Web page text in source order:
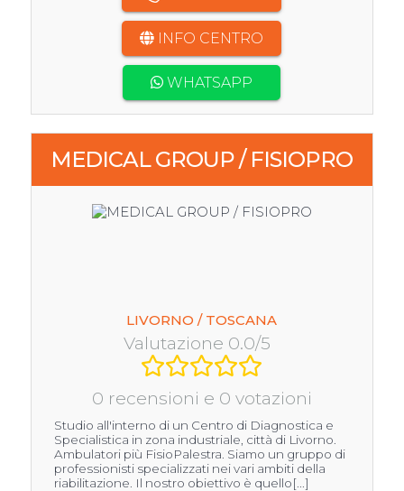
INFO CENTRO
WHATSAPP
MEDICAL GROUP / FISIOPRO
LIVORNO / TOSCANA
Valutazione 0.0/5
0 recensioni e 0 votazioni
Studio all'interno di un Centro di Diagnostica e
Specialistica in zona industriale, città di Livorno.
Ambulatori più FisioPalestra. Siamo un gruppo di
professionisti specializzati nei vari ambiti della
riabilitazione. Il nostro obiettivo è quello[...]